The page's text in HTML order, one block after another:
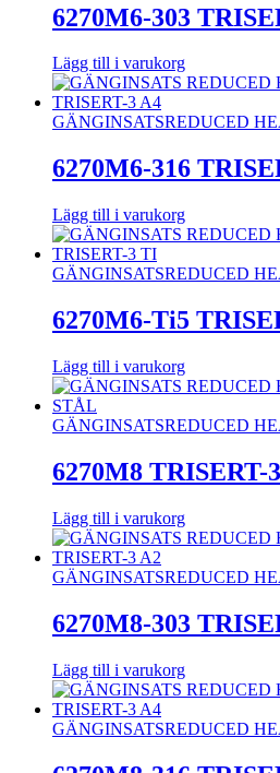
6270M6-303
Lägg till i varukorg
GÄNGINSATSREDUCED
6270M6-316
Lägg till i varukorg
GÄNGINSATSREDUCED
6270M6-Ti5
Lägg till i varukorg
GÄNGINSATSREDUCED
6270M8 TRISERT-
Lägg till i varukorg
GÄNGINSATSREDUCED
6270M8-303
Lägg till i varukorg
GÄNGINSATSREDUCED